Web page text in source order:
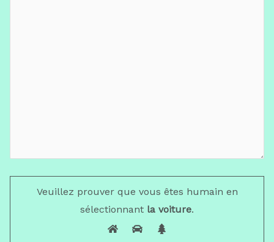
Veuillez prouver que vous êtes humain en
sélectionnant la voiture.